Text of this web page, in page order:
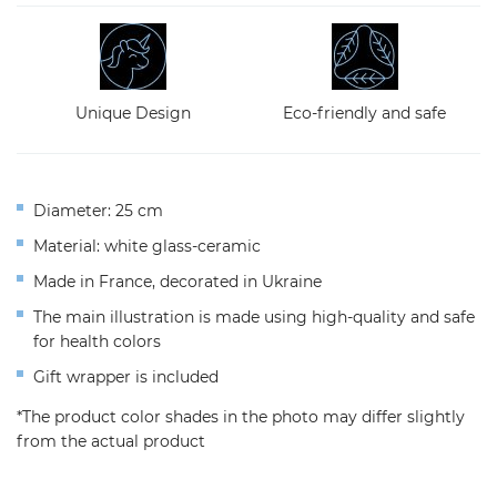
Unique Design Eco-friendly and safe
Diameter: 25 cm
Material: white glass-ceramic
Made in France, decorated in Ukraine
The main illustration is made using high-quality and safe
for health colors
Gift wrapper is included
*The product color shades in the photo may differ slightly
from the actual product